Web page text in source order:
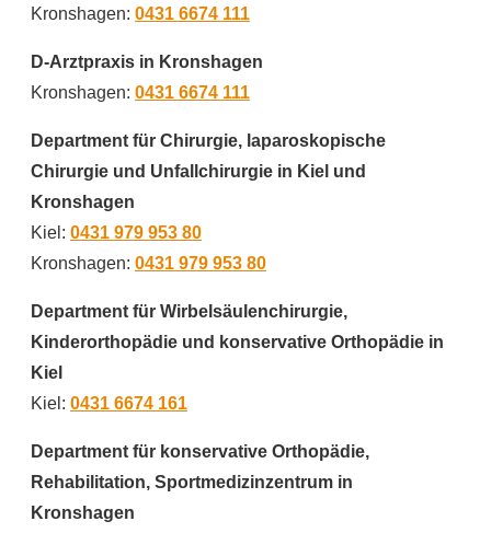
Kronshagen: 0431 6674 111
D-Arztpraxis in Kronshagen
Kronshagen: 0431 6674 111
Department für Chirurgie, laparoskopische
Chirurgie und Unfallchirurgie in Kiel und
Kronshagen
Kiel: 0431 979 953 80
Kronshagen: 0431 979 953 80
Department für Wirbelsäulenchirurgie,
Kinderorthopädie und konservative Orthopädie in
Kiel
Kiel: 0431 6674 161
Department für konservative Orthopädie,
Rehabilitation, Sportmedizinzentrum in
Kronshagen